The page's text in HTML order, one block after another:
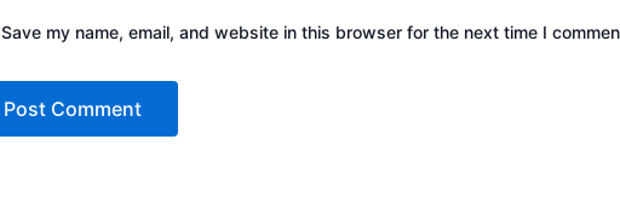
Save my name, email, and website in this browser for the next time I